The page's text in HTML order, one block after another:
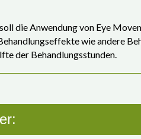
die Anwendung von Eye
wie andere
der Behandlungsstunden.